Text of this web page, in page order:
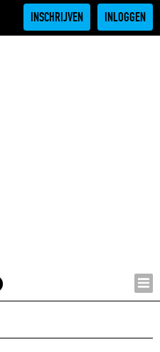
INSCHRIJVEN INLOGGEN